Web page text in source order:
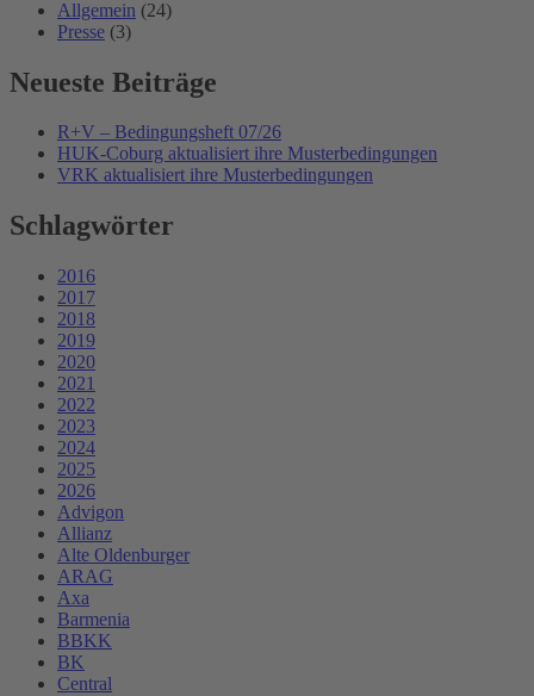
Allgemein (24)
Presse (3)
Neueste Beiträge
R+V – Bedingungsheft 07/26
HUK-Coburg aktualisiert ihre Musterbedingungen
VRK aktualisiert ihre Musterbedingungen
Schlagwörter
2016
2017
2018
2019
2020
2021
2022
2023
2024
2025
2026
Advigon
Allianz
Alte Oldenburger
ARAG
Axa
Barmenia
BBKK
BK
Central